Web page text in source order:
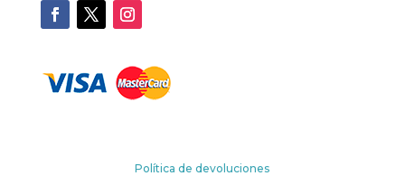
Política de devoluciones